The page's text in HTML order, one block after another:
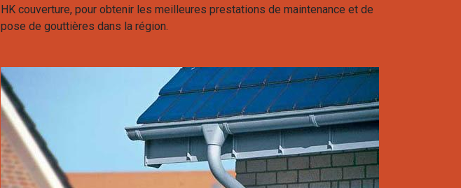
HK couverture, pour obtenir les meilleures prestations de maintenance et de
pose de gouttières dans la région.